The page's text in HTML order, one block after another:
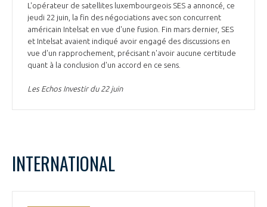
L'opérateur de satellites luxembourgeois SES a annoncé, ce
jeudi 22 juin, la fin des négociations avec son concurrent
américain Intelsat en vue d'une fusion. Fin mars dernier, SES
et Intelsat avaient indiqué avoir engagé des discussions en
vue d'un rapprochement, précisant n'avoir aucune certitude
quant à la conclusion d'un accord en ce sens.
Les Echos Investir du 22 juin
INTERNATIONAL